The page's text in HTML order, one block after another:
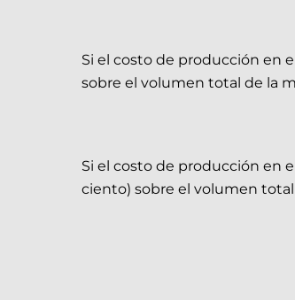
Si el costo de producción en
sobre el volumen total de la
Si el costo de producción en
ciento) sobre el volumen